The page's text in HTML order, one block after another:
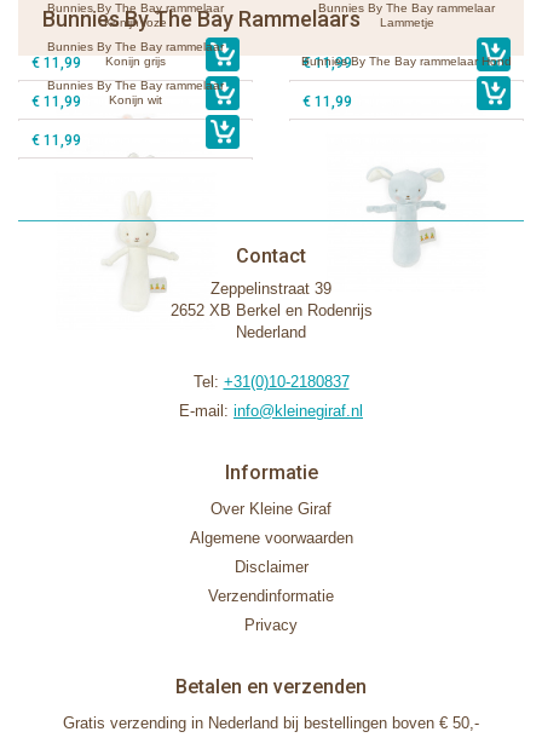
Bunnies By The Bay Rammelaars
Bunnies By The Bay rammelaar
Konijn roze
€ 11,99
Bunnies By The Bay rammelaar
Lammetje
€ 11,99
Bunnies By The Bay rammelaar
Konijn grijs
€ 11,99
Bunnies By The Bay rammelaar Hond
€ 11,99
Bunnies By The Bay rammelaar
Konijn wit
€ 11,99
Contact
Zeppelinstraat 39
2652 XB Berkel en Rodenrijs
Nederland
Tel: +31(0)10-2180837
E-mail: info@kleinegiraf.nl
Informatie
Over Kleine Giraf
Algemene voorwaarden
Disclaimer
Verzendinformatie
Privacy
Betalen en verzenden
Gratis verzending in Nederland bij bestellingen boven € 50,-